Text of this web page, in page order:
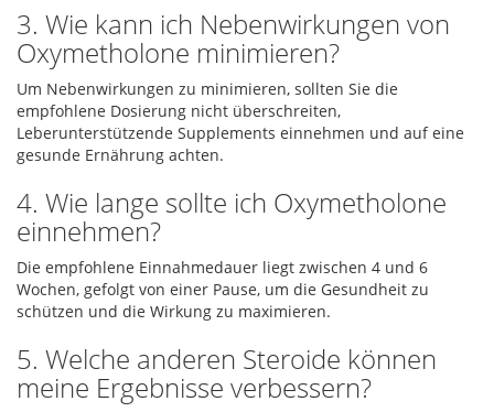
3. Wie kann ich Nebenwirkungen von
Oxymetholone minimieren?
Um Nebenwirkungen zu minimieren, sollten Sie die
empfohlene Dosierung nicht überschreiten,
Leberunterstützende Supplements einnehmen und auf eine
gesunde Ernährung achten.
4. Wie lange sollte ich Oxymetholone
einnehmen?
Die empfohlene Einnahmedauer liegt zwischen 4 und 6
Wochen, gefolgt von einer Pause, um die Gesundheit zu
schützen und die Wirkung zu maximieren.
5. Welche anderen Steroide können
meine Ergebnisse verbessern?